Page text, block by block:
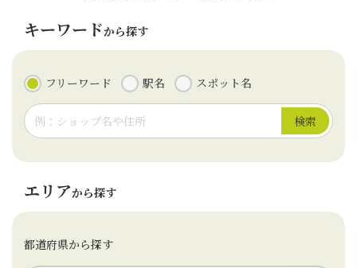
キーワードから探す
フリーワード 駅名 スポット名
検索
エリアから探す
都道府県から探す